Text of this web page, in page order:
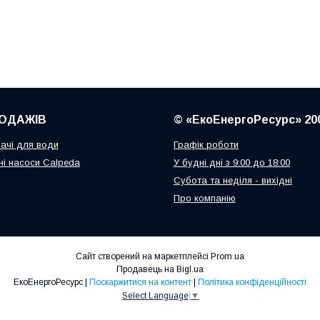
для води
насоси Calpeda
© «ЕкоЕнергоРесурс»
Графік роботи
У будні дні з 9:00 до 18:00
Субота та неділя - вихідні
Про компанію
Сайт створений на маркетплейсі Prom.ua
Продавець на Bigl.ua
Поскаржитися на контент
Політика конфіденційності
Select Language ▼